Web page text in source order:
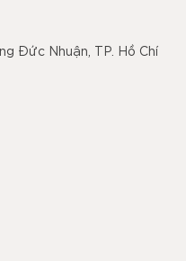
Đức Nhuận, TP. Hồ Chí